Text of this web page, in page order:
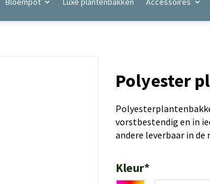
Polyester
vorstbestendig en in
andere leverbaar in de
Kleur*